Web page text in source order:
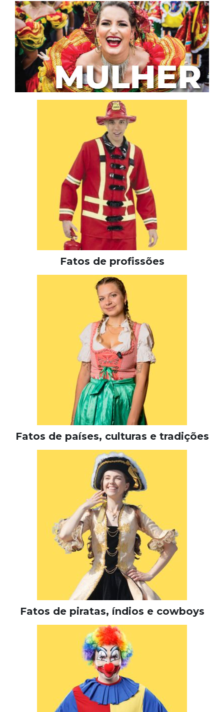
Fatos de profissões
Fatos de países, culturas e tradições
Fatos de piratas, índios e cowboys